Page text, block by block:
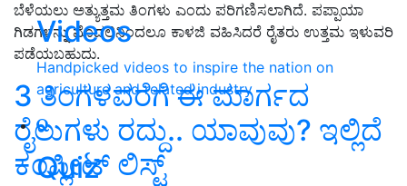
Videos
Handpicked videos to inspire the nation on
agriculture and related industry
Quiz
ಬೆಳೆಯಲು ಅತ್ಯುತ್ತಮ ತಿಂಗಳು ಎಂದು ಪರಿಗಣಿಸಲಾಗಿದೆ. ಪಪ್ಪಾಯಾ
ಗಿಡಗಳನ್ನು ಮೊದಲಿನಿಂದಲೂ ಕಾಳಜಿ ವಹಿಸಿದರೆ ರೈತರು ಉತ್ತಮ ಇಳುವರಿ
ಪಡೆಯಬಹುದು.
3 ತಿಂಗಳವರೆಗೆ ಈ ಮಾರ್ಗದ
ರೈಲುಗಳು ರದ್ದು.. ಯಾವುವು? ಇಲ್ಲಿದೆ
ಕಂಪ್ಲೀಟ್‌ ಲಿಸ್ಟ್‌